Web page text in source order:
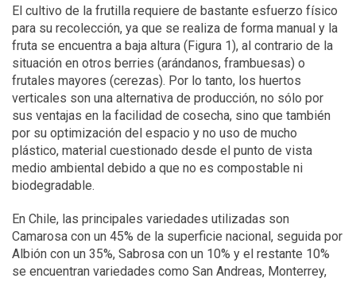
El cultivo de la frutilla requiere de bastante esfuerzo físico
para su recolección, ya que se realiza de forma manual y la
fruta se encuentra a baja altura (Figura 1), al contrario de la
situación en otros berries (arándanos, frambuesas) o
frutales mayores (cerezas). Por lo tanto, los huertos
verticales son una alternativa de producción, no sólo por
sus ventajas en la facilidad de cosecha, sino que también
por su optimización del espacio y no uso de mucho
plástico, material cuestionado desde el punto de vista
medio ambiental debido a que no es compostable ni
biodegradable.
En Chile, las principales variedades utilizadas son
Camarosa con un 45% de la superficie nacional, seguida por
Albión con un 35%, Sabrosa con un 10% y el restante 10%
se encuentran variedades como San Andreas, Monterrey,